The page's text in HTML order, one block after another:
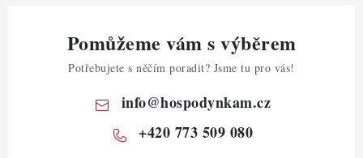
Pomůžeme vám s výběrem
Potřebujete s něčím poradit? Jsme tu pro vás!
info@hospodynkam.cz
+420 773 509 080